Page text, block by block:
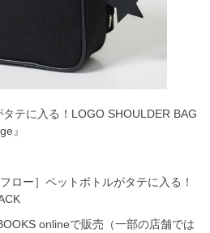
タテに入る！LOGO SHOULDER BAG
』
ロー］ペットボトルがタテに入る！
onlineで販売（一部の店舗では